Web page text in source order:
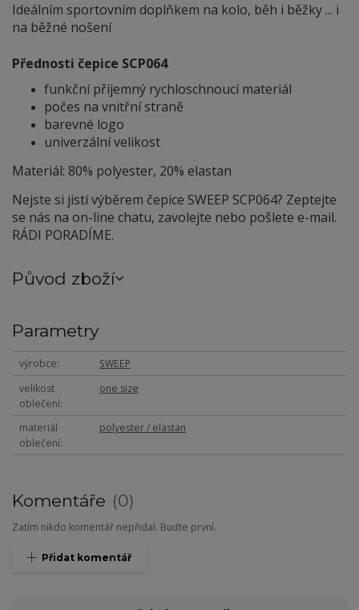
Ideálním sportovním doplňkem na kolo, běh i běžky ... i
na běžné nošení
Přednosti čepice SCP064
funkční příjemný rychloschnoucí materiál
počes na vnitřní straně
barevné logo
univerzální velikost
Materiál: 80% polyester, 20% elastan
Nejste si jistí výběrem čepice SWEEP SCP064? Zeptejte
se nás na on-line chatu, zavolejte nebo pošlete e-mail.
RÁDI PORADÍME.
Původ zboží
Parametry
výrobce
SWEEP
velikost
oblečení
one size
materiál
oblečení
polyester / elastan
Komentáře 0
Zatím nikdo komentář nepřidal. Buďte první.
Přidat komentář